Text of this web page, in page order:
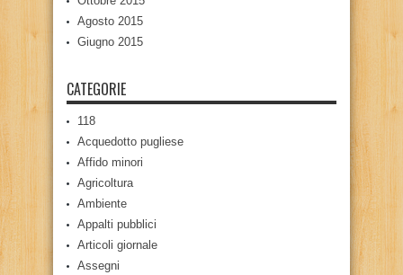
Agosto 2015
Giugno 2015
CATEGORIE
118
Acquedotto pugliese
Affido minori
Agricoltura
Ambiente
Appalti pubblici
Articoli giornale
Assegni